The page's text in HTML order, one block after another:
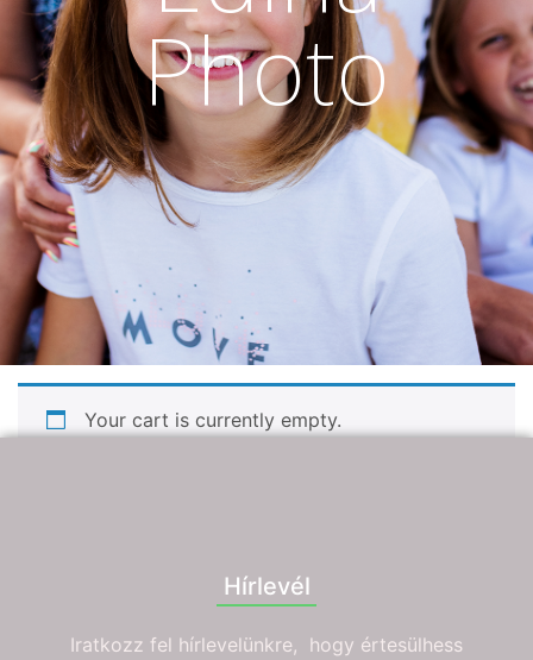
Photo
Your cart is currently empty.
Hírlevél
Iratkozz fel hírlevelünkre, hogy értesülhess